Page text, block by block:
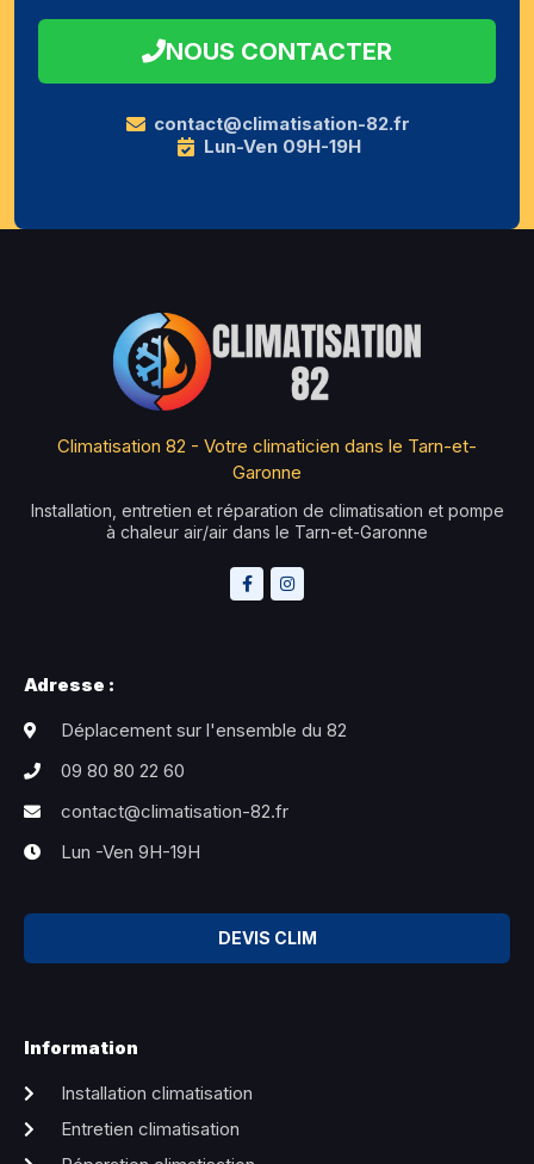
NOUS CONTACTER
contact@climatisation-82.fr
Lun-Ven 09H-19H
Climatisation 82 - Votre climaticien dans le Tarn-et-
Garonne
Installation, entretien et réparation de climatisation et pompe
à chaleur air/air dans le Tarn-et-Garonne
Adresse :
Déplacement sur l'ensemble du 82
09 80 80 22 60
contact@climatisation-82.fr
Lun -Ven 9H-19H
DEVIS CLIM
Information
Installation climatisation
Entretien climatisation